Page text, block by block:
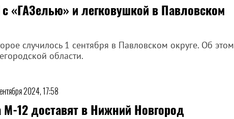
«ГАЗелью» и легковушкой в Павловском
случилось 1 сентября в Павловском округе. Об этом
области.
2024, 17:58
12 доставят в Нижний Новгород